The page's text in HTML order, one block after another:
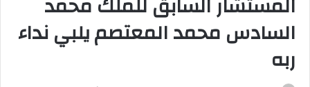
السادس محمد المعتصم يلبي نداء
ربه